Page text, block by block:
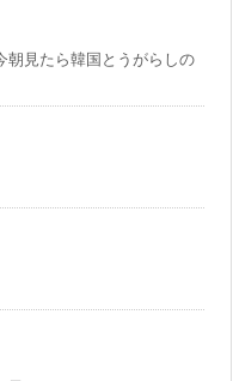
朝見たら韓国とうがらしの